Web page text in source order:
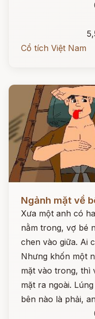
Cổ tích Việt Nam
Ngảnh mặt về
Xưa một anh có
nằm trong, vợ bé
chen vào giữa. Ai
Nhưng khốn một
mặt vào trong, thì
mặt ra ngoài.
bên nào là phải,